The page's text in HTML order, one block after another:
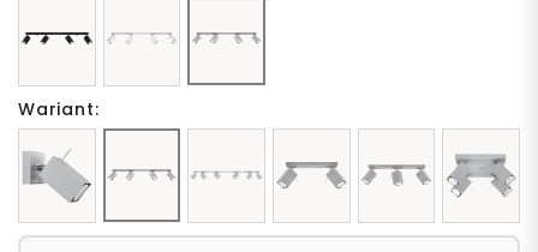
Wariant: